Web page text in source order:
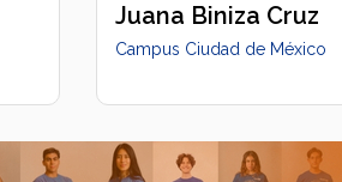
Juana Biniza Cruz
Campus Ciudad de México